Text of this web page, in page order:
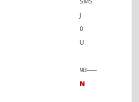
J
0
U
9B-----
N